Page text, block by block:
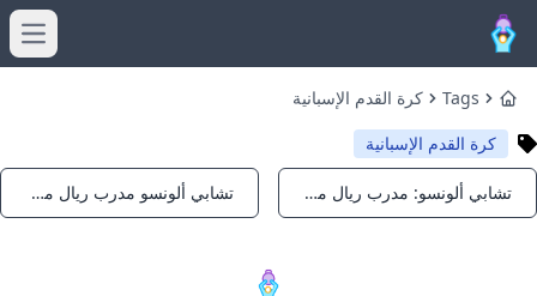
Home
Tags
كرة القدم الإسبانية
كرة القدم الإسبانية
Notifications تشابي ألونسو: مدرب ريال مدريد الجديد 2025 Notifications تشابي ألونسو مدرب ريال مدريد الجديد 2025